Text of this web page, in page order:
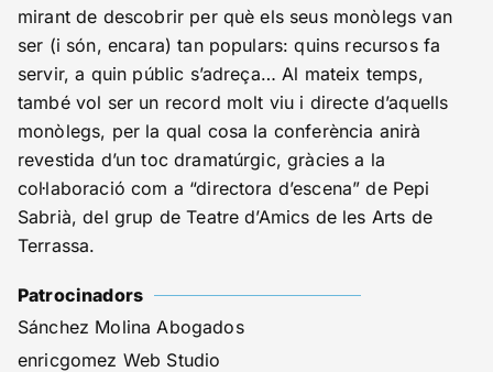
mirant de descobrir per què els seus monòlegs van
ser (i són, encara) tan populars: quins recursos fa
servir, a quin públic s’adreça… Al mateix temps,
també vol ser un record molt viu i directe d’aquells
monòlegs, per la qual cosa la conferència anirà
revestida d’un toc dramatúrgic, gràcies a la
col·laboració com a “directora d’escena” de Pepi
Sabrià, del grup de Teatre d’Amics de les Arts de
Terrassa.
Patrocinadors
Sánchez Molina Abogados
enricgomez Web Studio